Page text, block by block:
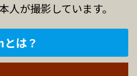
人が撮影しています。
は？